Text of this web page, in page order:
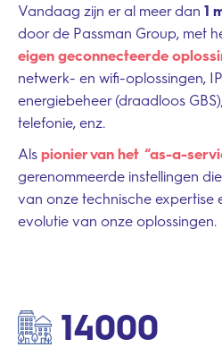
Vandaag zijn er al meer dan 1
door de Passman Group, met
eigen geconnecteerde
netwerk- en wifi-oplossingen,
energiebeheer (draadloos
telefonie, enz.
Als pionier van het “as-a-
gerenommeerde instellingen
van onze technische expertise
evolutie van onze oplossingen.
14000